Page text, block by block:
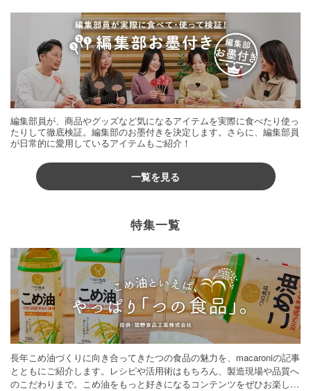
編集部員が、商品やグッズなど気になるアイテムを実際に食べたり使っ
たりして徹底検証。編集部のお墨付きを決定します。さらに、編集部員
が日常的に愛用しているアイテムもご紹介！
一覧を見る
特集一覧
長年こめ油づくりに向き合ってきたつの食品の魅力を、macaroniの記事
とともにご紹介します。レシピや活用術はもちろん、製造現場や品質へ
のこだわりまで。こめ油をもっと好きになるコンテンツをぜひお楽しみ